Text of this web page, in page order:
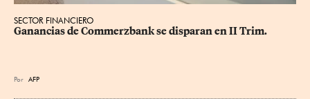
SECTOR FINANCIERO
Ganancias de Commerzbank se disparan en II Trim.
Por AFP